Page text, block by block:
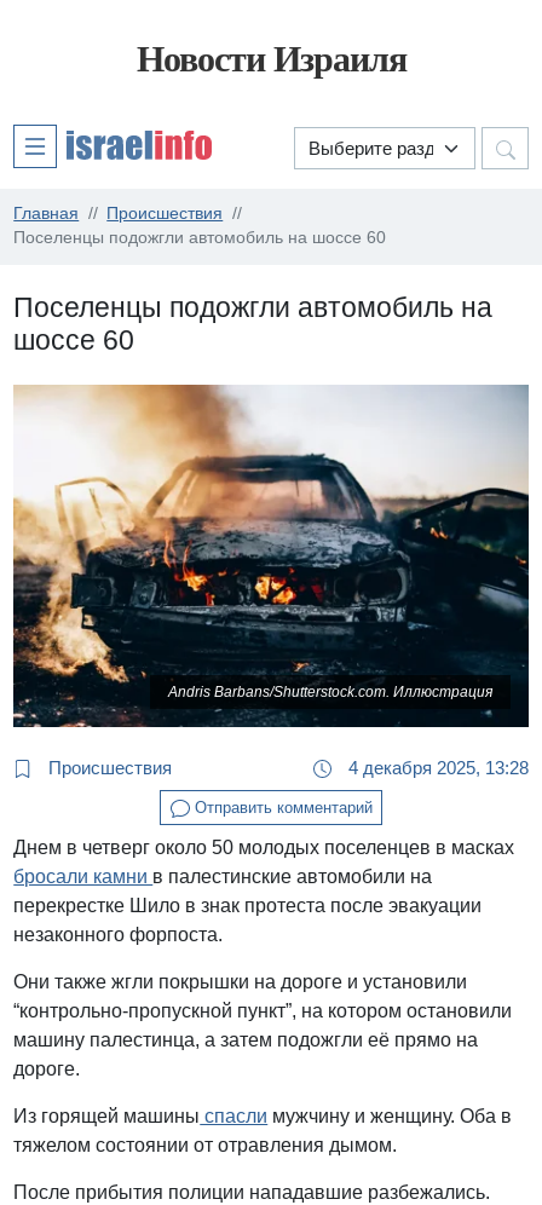
Новости Израиля
Главная
Происшествия
Поселенцы подожгли автомобиль на шоссе 60
Поселенцы подожгли автомобиль на
шоссе 60
Andris Barbans/Shutterstock.com. Иллюстрация
Происшествия 4 декабря 2025, 13:28
Отправить комментарий
Днем в четверг около 50 молодых поселенцев в масках
бросали камни в палестинские автомобили на
перекрестке Шило в знак протеста после эвакуации
незаконного форпоста.
Они также жгли покрышки на дороге и установили
“контрольно-пропускной пункт”, на котором остановили
машину палестинца, а затем подожгли её прямо на
дороге.
Из горящей машины спасли мужчину и женщину. Оба в
тяжелом состоянии от отравления дымом.
После прибытия полиции нападавшие разбежались.